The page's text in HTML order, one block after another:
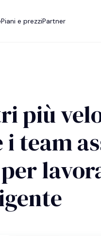
Piani e prezziPartner
più
i team